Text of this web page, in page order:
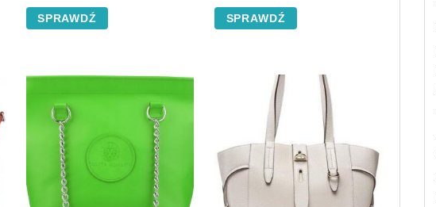
SPRAWDŹ SPRAWDŹ